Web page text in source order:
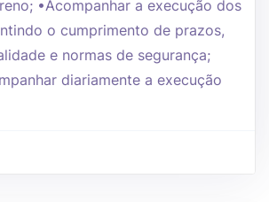
•Acompanhar a execução dos
o cumprimento de prazos,
e normas de segurança;
diariamente a execução